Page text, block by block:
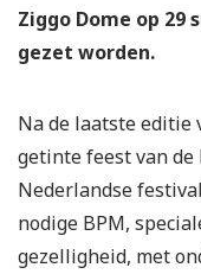
Ziggo Dome op 29
gezet worden.
Na de laatste editie
getinte feest van
Nederlandse
nodige BPM,
gezelligheid, met